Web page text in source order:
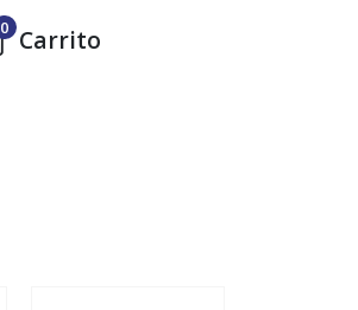
0 Carrito